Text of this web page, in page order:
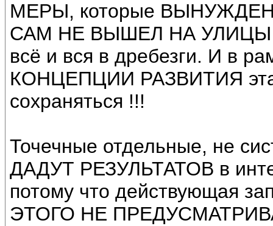
МЕРЫ, которые
САМ НЕ ВЫШЕЛ НА УЛИЦЫ
всё и вся в дребезги. И в
КОНЦЕПЦИИ РАЗВИТИЯ эта
сохраняться !!!
Точечные отдельные, не
ДАДУТ РЕЗУЛЬТАТОВ в
потому что действующая
ЭТОГО НЕ